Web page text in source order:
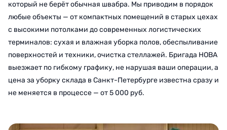
который не берёт обычная швабра. Мы приводим в порядок
любые объекты — от компактных помещений в старых цехах
с высокими потолками до современных логистических
терминалов: сухая и влажная уборка полов, обеспыливание
поверхностей и техники, очистка стеллажей. Бригада НОВА
выезжает по гибкому графику, не нарушая ваши операции, а
цена за уборку склада в Санкт-Петербурге известна сразу и
не меняется в процессе — от 5 000 руб.